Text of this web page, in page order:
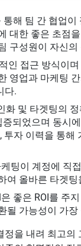
통해 팀 간 협업
대한 좋은 초점
구성원이 자신
인 접근 방식이
영업과 마케팅
다.
화 및 타겟팅의
되었으며 동시
투자 이력을 통
팅이 계정에 직
여 올바른 타겟
좋은 ROI를 주
될 가능성이 가
을 내려 최고